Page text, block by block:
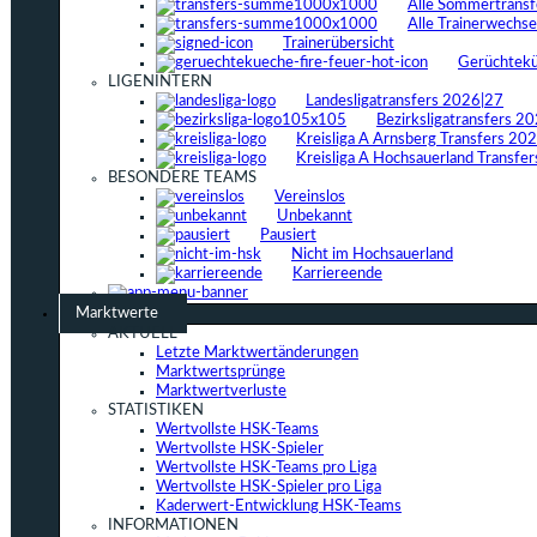
Alle
Alle
Trainerübersicht
LIGENINTERN
Landesligatransfers 2026|27
Bezirksligatransfers
Kreisliga A Arnsberg Transfers
Kreisliga A Hochsauerland
BESONDERE TEAMS
Vereinslos
Unbekannt
Pausiert
Nicht im Hochsauerland
Karriereende
Marktwerte
AKTUELL
Letzte Marktwertänderungen
Marktwertsprünge
Marktwertverluste
STATISTIKEN
Wertvollste HSK-Teams
Wertvollste HSK-Spieler
Wertvollste HSK-Teams pro Liga
Wertvollste HSK-Spieler pro Liga
Kaderwert-Entwicklung HSK-Teams
INFORMATIONEN